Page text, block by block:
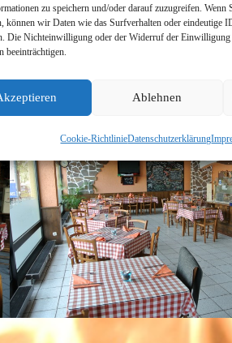
zu speichern und/oder darauf zuzugreifen. Wenn
können wir Daten wie das Surfverhalten oder eindeutige
Die Nichteinwilligung oder der Widerruf der
beeinträchtigen.
Ablehnen
Cookie-RichtlinieDatenschutzerklärung